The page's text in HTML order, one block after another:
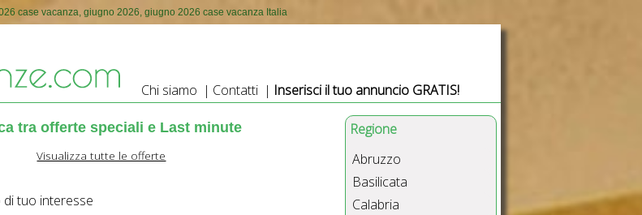
case vacanza, giugno 2026, giugno 2026 case vacanza Italia
Chi siamo | Contatti | Inserisci il tuo annuncio GRATIS!
tra offerte speciali e Last minute
Visualizza tutte le offerte
tuo interesse
Regione
Abruzzo
Basilicata
Calabria